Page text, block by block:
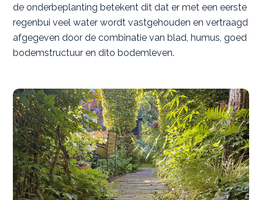
de onderbeplanting betekent dit dat er met een eerste
regenbui veel water wordt vastgehouden en vertraagd
afgegeven door de combinatie van blad, humus, goed
bodemstructuur en dito bodemleven.